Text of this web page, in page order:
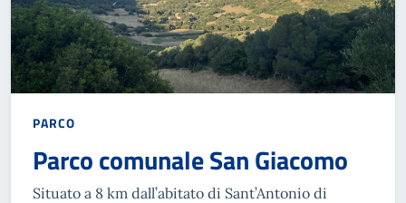
PARCO
Parco comunale San Giacomo
Situato a 8 km dall’abitato di Sant’Antonio di